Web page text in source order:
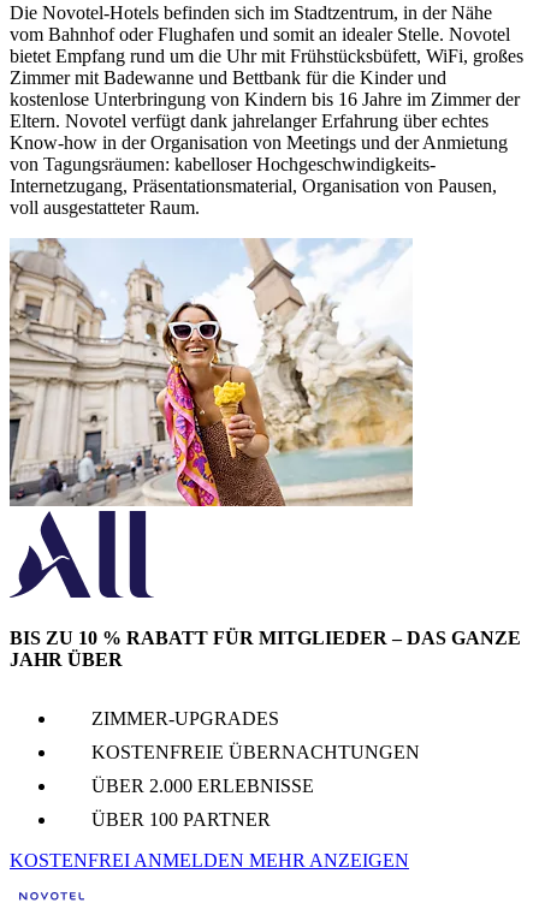
Die Novotel-Hotels befinden sich im Stadtzentrum, in der Nähe
vom Bahnhof oder Flughafen und somit an idealer Stelle. Novotel
bietet Empfang rund um die Uhr mit Frühstücksbüfett, WiFi, großes
Zimmer mit Badewanne und Bettbank für die Kinder und
kostenlose Unterbringung von Kindern bis 16 Jahre im Zimmer der
Eltern. Novotel verfügt dank jahrelanger Erfahrung über echtes
Know-how in der Organisation von Meetings und der Anmietung
von Tagungsräumen: kabelloser Hochgeschwindigkeits-
Internetzugang, Präsentationsmaterial, Organisation von Pausen,
voll ausgestatteter Raum.
BIS ZU 10 % RABATT FÜR MITGLIEDER – DAS GANZE
JAHR ÜBER
ZIMMER-UPGRADES
KOSTENFREIE ÜBERNACHTUNGEN
ÜBER 2.000 ERLEBNISSE
ÜBER 100 PARTNER
KOSTENFREI ANMELDEN MEHR ANZEIGEN